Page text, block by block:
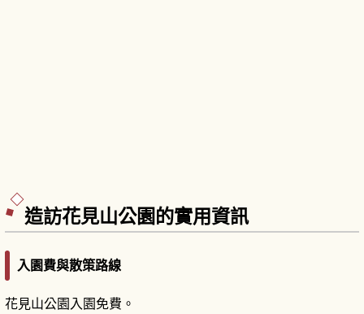
造訪花見山公園的實用資訊
入園費與散策路線
花見山公園入園免費。